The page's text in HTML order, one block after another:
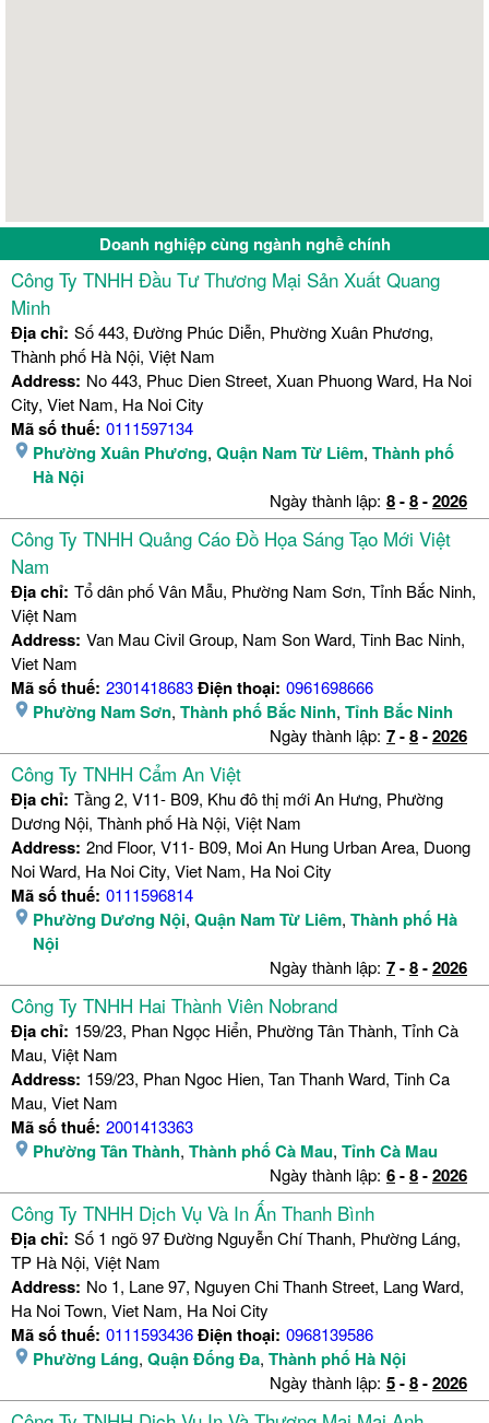
Doanh nghiệp cùng ngành nghề chính
Công Ty TNHH Đầu Tư Thương Mại Sản Xuất Quang
Minh
Địa chỉ: Số 443, Đường Phúc Diễn, Phường Xuân Phương,
Thành phố Hà Nội, Việt Nam
Address: No 443, Phuc Dien Street, Xuan Phuong Ward, Ha Noi
City, Viet Nam, Ha Noi City
Mã số thuế: 0111597134
Phường Xuân Phương, Quận Nam Từ Liêm, Thành phố
Hà Nội
Ngày thành lập: 8-8-2026
Công Ty TNHH Quảng Cáo Đồ Họa Sáng Tạo Mới Việt
Nam
Địa chỉ: Tổ dân phố Vân Mẫu, Phường Nam Sơn, Tỉnh Bắc Ninh,
Việt Nam
Address: Van Mau Civil Group, Nam Son Ward, Tinh Bac Ninh,
Viet Nam
Mã số thuế: 2301418683Điện thoại: 0961698666
Phường Nam Sơn, Thành phố Bắc Ninh, Tỉnh Bắc Ninh
Ngày thành lập: 7-8-2026
Công Ty TNHH Cẩm An Việt
Địa chỉ: Tầng 2, V11- B09, Khu đô thị mới An Hưng, Phường
Dương Nội, Thành phố Hà Nội, Việt Nam
Address: 2nd Floor, V11- B09, Moi An Hung Urban Area, Duong
Noi Ward, Ha Noi City, Viet Nam, Ha Noi City
Mã số thuế: 0111596814
Phường Dương Nội, Quận Nam Từ Liêm, Thành phố Hà
Nội
Ngày thành lập: 7-8-2026
Công Ty TNHH Hai Thành Viên Nobrand
Địa chỉ: 159/23, Phan Ngọc Hiển, Phường Tân Thành, Tỉnh Cà
Mau, Việt Nam
Address: 159/23, Phan Ngoc Hien, Tan Thanh Ward, Tinh Ca
Mau, Viet Nam
Mã số thuế: 2001413363
Phường Tân Thành, Thành phố Cà Mau, Tỉnh Cà Mau
Ngày thành lập: 6-8-2026
Công Ty TNHH Dịch Vụ Và In Ấn Thanh Bình
Địa chỉ: Số 1 ngõ 97 Đường Nguyễn Chí Thanh, Phường Láng,
TP Hà Nội, Việt Nam
Address: No 1, Lane 97, Nguyen Chi Thanh Street, Lang Ward,
Ha Noi Town, Viet Nam, Ha Noi City
Mã số thuế: 0111593436Điện thoại: 0968139586
Phường Láng, Quận Đống Đa, Thành phố Hà Nội
Ngày thành lập: 5-8-2026